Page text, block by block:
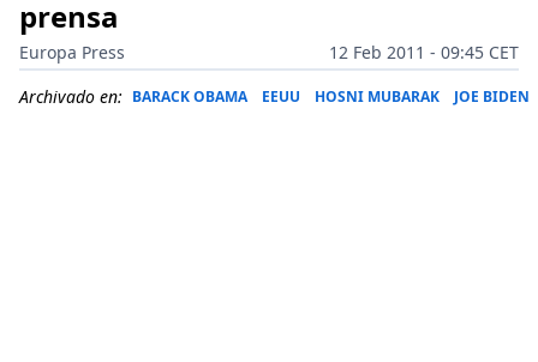
prensa
Europa Press
12 Feb 2011 - 09:45 CET
Archivado en: BARACK OBAMA EEUU HOSNI MUBARAK JOE BIDEN